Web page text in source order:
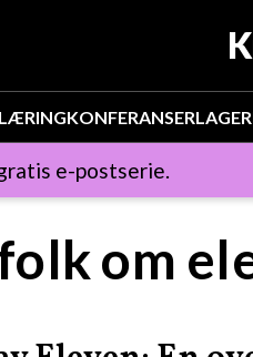
LÆRINGKONFERANSERLAGER
e-postserie.
om